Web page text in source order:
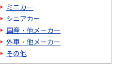
ミニカー
シニアカー
国産・他メーカー
外車・他メーカー
その他